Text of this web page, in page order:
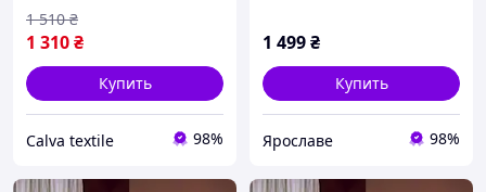
1 310₴
1 510 ₴
Купить
Calva textile 98%
1 499₴
Купить
Ярославе 98%